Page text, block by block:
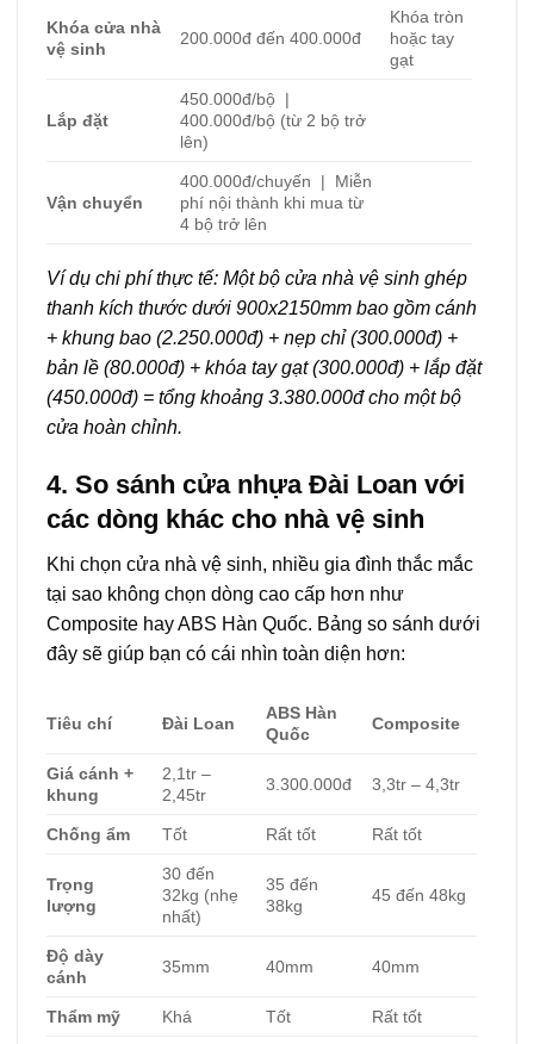
Khóa cửa nhà
vệ sinh
200.000đ đến 400.000đ
Khóa tròn
hoặc tay
gạt
Lắp đặt
450.000đ/bộ |
400.000đ/bộ (từ 2 bộ trở
lên)
Vận chuyển
400.000đ/chuyến | Miễn
phí nội thành khi mua từ
4 bộ trở lên
Ví dụ chi phí thực tế: Một bộ cửa nhà vệ sinh ghép
thanh kích thước dưới 900x2150mm bao gồm cánh
+ khung bao (2.250.000đ) + nẹp chỉ (300.000đ) +
bản lề (80.000đ) + khóa tay gạt (300.000đ) + lắp đặt
(450.000đ) = tổng khoảng 3.380.000đ cho một bộ
cửa hoàn chỉnh.
4. So sánh cửa nhựa Đài Loan với
các dòng khác cho nhà vệ sinh
Khi chọn cửa nhà vệ sinh, nhiều gia đình thắc mắc
tại sao không chọn dòng cao cấp hơn như
Composite hay ABS Hàn Quốc. Bảng so sánh dưới
đây sẽ giúp bạn có cái nhìn toàn diện hơn:
Tiêu chí Đài Loan
ABS Hàn
Quốc
Composite
Giá cánh +
khung
2,1tr –
2,45tr
3.300.000đ 3,3tr – 4,3tr
Chống ẩm Tốt Rất tốt Rất tốt
Trọng
lượng
30 đến
32kg (nhẹ
nhất)
35 đến
38kg
45 đến 48kg
Độ dày
cánh
35mm 40mm 40mm
Thẩm mỹ Khá Tốt Rất tốt